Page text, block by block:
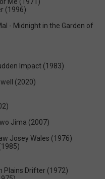
Me (1971)
(1996)
- Midnight in the Garden of
Impact (1983)
(2020)
Jima (2007)
Josey Wales (1976)
Plains Drifter (1972)